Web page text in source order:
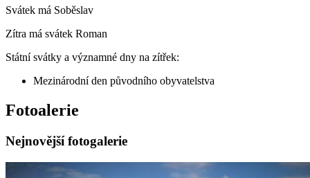
Svátek má Soběslav
Zítra má svátek Roman
Státní svátky a významné dny na zítřek:
Mezinárodní den původního obyvatelstva
Fotoalerie
Nejnovější fotogalerie